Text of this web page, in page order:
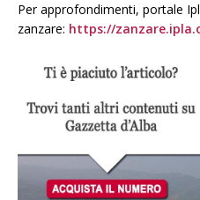
Per approfondimenti, portale
zanzare: https://